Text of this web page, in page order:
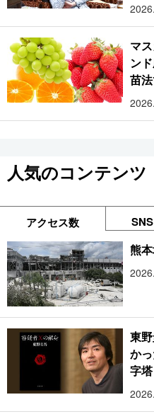
マ
ン
苗
人気のコンテンツ
アクセス数
熊
東
か
字